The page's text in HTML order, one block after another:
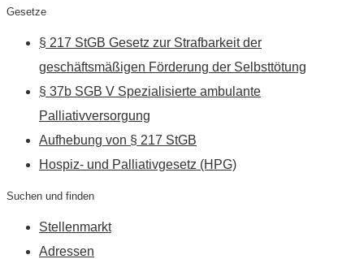
Gesetze
§ 217 StGB Gesetz zur Strafbarkeit der
geschäftsmäßigen Förderung der Selbsttötung
§ 37b SGB V Spezialisierte ambulante
Palliativversorgung
Aufhebung von § 217 StGB
Hospiz- und Palliativgesetz (HPG)
Suchen und finden
Stellenmarkt
Adressen